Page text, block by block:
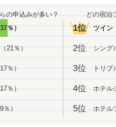
1位
グで 1位 になりました！
気のランキングで1位になり
ランキングで 1位 になりました
ランキングで
1位
になりました
ランキングで1位になりまし
ランキングで 1位 になりまし
ングで
になりました！
ングで1位になりました！
の申込みが多い？
％）
21％）
％）
％）
％）
どの宿泊
1位 ツイン
2位 シング
3位 トリプ
4位 ホテル
5位 ホテル